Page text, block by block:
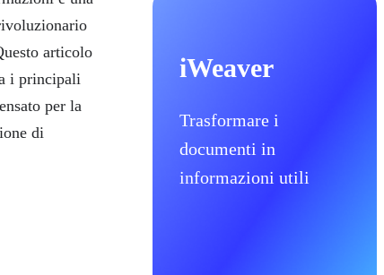
articolo
i principali
per la
di
iWeaver
Trasformare i
documenti in
informazioni utili